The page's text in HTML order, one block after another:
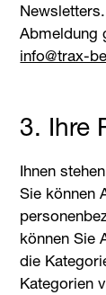
Abmeldung
ed.noteb-
3. Ihre
Ihnen
Sie können
können Sie
die
Kategorien